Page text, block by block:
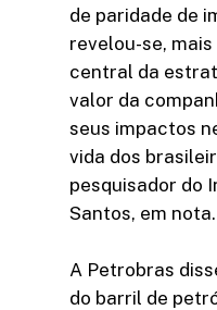
de paridade de
revelou-se,
central da
valor da
seus impactos
vida dos
pesquisador do
Santos, em nota.
A Petrobras
do barril de